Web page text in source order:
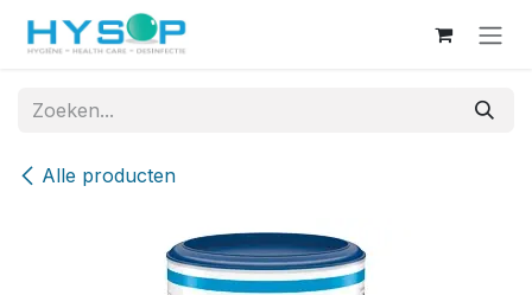
Overslaan naar inhoud
Alle producten